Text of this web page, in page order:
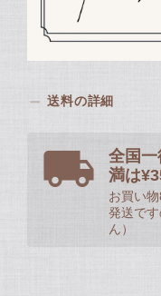
送料の詳細
全国
満は
お買い
発送で
ん）